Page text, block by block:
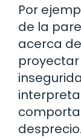
Por
de la
acerca
desprecio.